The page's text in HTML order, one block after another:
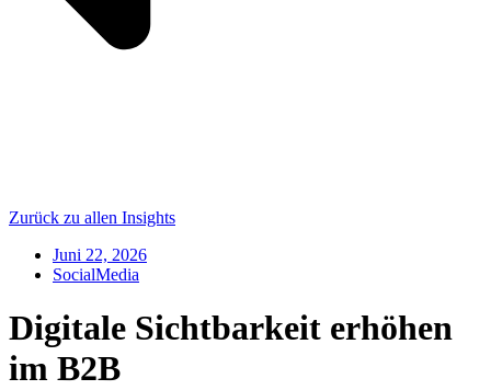
Zurück zu allen Insights
Juni 22, 2026
SocialMedia
Digitale Sichtbarkeit erhöhen
im B2B